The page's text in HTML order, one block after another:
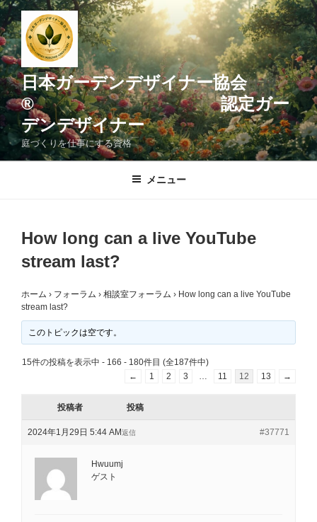
コ
ン
テ
ン
ツ
へ
ス
キ
ッ
プ
日本ガーデンデザイナー協会
® 認定ガー
デンデザイナー
庭づくりを仕事にする資格
メニュー
How long can a live YouTube
stream last?
ホーム › フォーラム › 相談室フォーラム › How long can a live YouTube
stream last?
このトピックは空です。
15件の投稿を表示中 - 166 - 180件目 (全187件中)
←
1 2 3 11 12 13 →
投稿者 投稿
2024年1月29日 5:44 AM #37771
返信
Hwuumj
ゲスト